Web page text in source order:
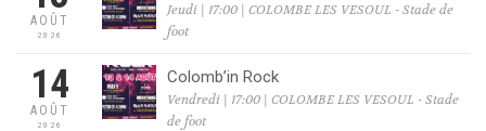
AOÛT
2026
Jeudi | 17:00 | COLOMBE LES VESOUL - Stade de
foot
14
AOÛT
2026
Colomb’in Rock
Vendredi | 17:00 | COLOMBE LES VESOUL - Stade
de foot